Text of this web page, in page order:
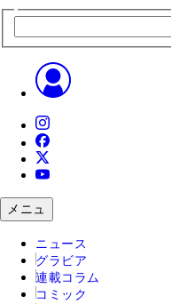
メニュ
ニュース
グラビア
連載コラム
コミック